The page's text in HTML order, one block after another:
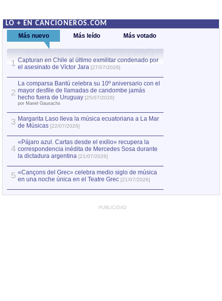
LO + EN CANCIONEROS.COM
Más nuevo Más leído Más votado
1 Capturan en Chile al último exmilitar condenado por
el asesinato de Víctor Jara [27/07/2026]
2
La comparsa Bantú celebra su 10º aniversario con el
mayor desfile de llamadas de candombe jamás
hecho fuera de Uruguay [25/07/2026]
por Manel Gausachs
3 Margarita Laso lleva la música ecuatoriana a La Mar
de Músicas [22/07/2026]
4
«Pájaro azul. Cartas desde el exilio» recupera la
correspondencia inédita de Mercedes Sosa durante
la dictadura argentina [21/07/2026]
5 «Cançons del Grec» celebra medio siglo de música
en una noche única en el Teatre Grec [21/07/2026]
PUBLICIDAD